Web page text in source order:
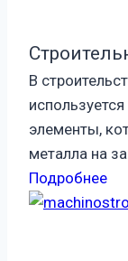
В
элементы,
металла на
Подробнее